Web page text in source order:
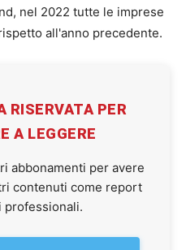
nel 2022 tutte le imprese
all'anno precedente.
RISERVATA PER
A LEGGERE
abbonamenti per avere
contenuti come report
professionali.